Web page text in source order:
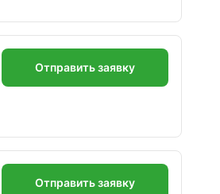
Отправить заявку
Отправить заявку